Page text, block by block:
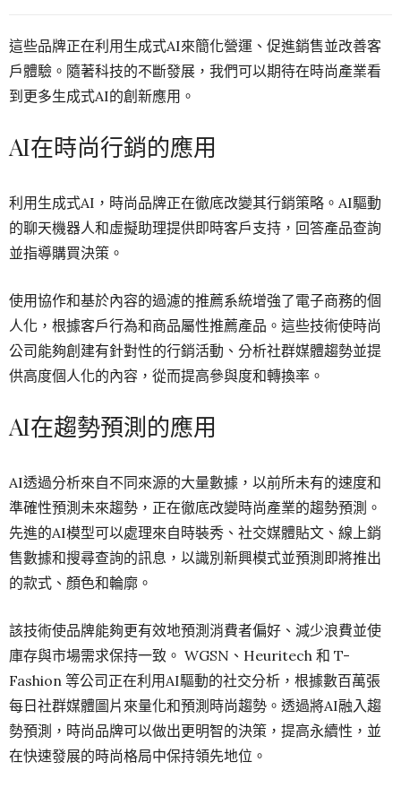
這些品牌正在利用生成式AI來簡化營運、促進銷售並改善客
戶體驗。隨著科技的不斷發展，我們可以期待在時尚產業看
到更多生成式AI的創新應用。
AI在時尚行銷的應用
利用生成式AI，時尚品牌正在徹底改變其行銷策略。AI驅動
的聊天機器人和虛擬助理提供即時客戶支持，回答產品查詢
並指導購買決策。
使用協作和基於內容的過濾的推薦系統增強了電子商務的個
人化，根據客戶行為和商品屬性推薦產品。這些技術使時尚
公司能夠創建有針對性的行銷活動、分析社群媒體趨勢並提
供高度個人化的內容，從而提高參與度和轉換率。
AI在趨勢預測的應用
AI透過分析來自不同來源的大量數據，以前所未有的速度和
準確性預測未來趨勢，正在徹底改變時尚產業的趨勢預測。
先進的AI模型可以處理來自時裝秀、社交媒體貼文、線上銷
售數據和搜尋查詢的訊息，以識別新興模式並預測即將推出
的款式、顏色和輪廓。
該技術使品牌能夠更有效地預測消費者偏好、減少浪費並使
庫存與市場需求保持一致。 WGSN、Heuritech 和 T-
Fashion 等公司正在利用AI驅動的社交分析，根據數百萬張
每日社群媒體圖片來量化和預測時尚趨勢。透過將AI融入趨
勢預測，時尚品牌可以做出更明智的決策，提高永續性，並
在快速發展的時尚格局中保持領先地位。